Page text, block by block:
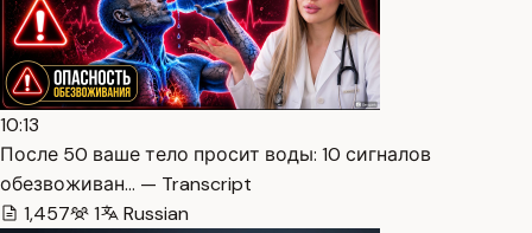
10:13
После 50 ваше тело просит воды: 10 сигналов
обезвоживан… — Transcript
1,457
1 Russian